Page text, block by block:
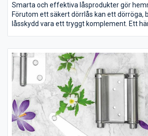
Smarta och effektiva låsprodukter gör
Förutom ett säkert dörrlås kan ett dörröga,
låsskydd vara ett tryggt komplement. Ett